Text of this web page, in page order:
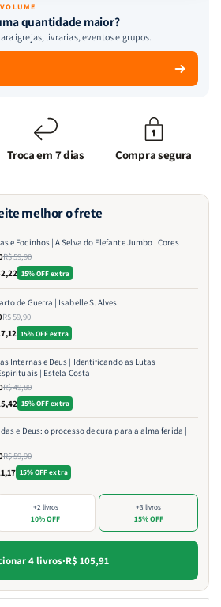
quantidade maior?
igrejas, livrarias, eventos e grupos.
Troca em 7 dias Compra segura
melhor o frete
e Focinhos | A Selva do Elefante Jumbo | Cores
R$ 59,90
15% OFF extra
de Guerra | Isabelle S. Alves
R$ 59,90
15% OFF extra
Internas e Deus | Identificando as Lutas
| Estela Costa
R$ 49,80
15% OFF extra
e Deus: o processo de cura para a alma ferida |
R$ 59,90
15% OFF extra
+2 livros
10% OFF
+3 livros
15% OFF
4 livros·R$ 105,91